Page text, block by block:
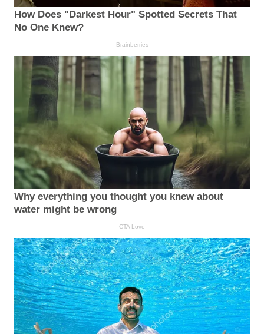
How Does "Darkest Hour" Spotted Secrets That
No One Knew?
Brainberries
Why everything you thought you knew about
water might be wrong
CTA Love